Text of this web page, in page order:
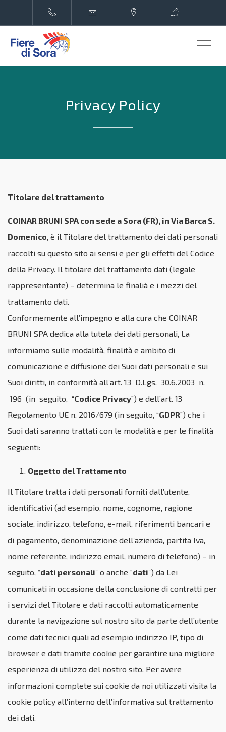
Privacy Policy
Titolare del trattamento
COINAR BRUNI SPA con sede a Sora (FR), in Via Barca S.
Domenico, è il Titolare del trattamento dei dati personali
raccolti su questo sito ai sensi e per gli effetti del Codice
della Privacy. Il titolare del trattamento dati (legale
rappresentante) – determina le finalià e i mezzi del
trattamento dati.
Conformemente all’impegno e alla cura che COINAR
BRUNI SPA dedica alla tutela dei dati personali, La
informiamo sulle modalità, finalità e ambito di
comunicazione e diffusione dei Suoi dati personali e sui
Suoi diritti, in conformità all’art. 13 D.Lgs. 30.6.2003 n.
196 (in seguito, “Codice Privacy”) e dell’art. 13
Regolamento UE n. 2016/679 (in seguito, “GDPR”) che i
Suoi dati saranno trattati con le modalità e per le finalità
seguenti:
Oggetto del Trattamento
Il Titolare tratta i dati personali forniti dall’utente,
identificativi (ad esempio, nome, cognome, ragione
sociale, indirizzo, telefono, e-mail, riferimenti bancari e
di pagamento, denominazione dell’azienda, partita Iva,
nome referente, indirizzo email, numero di telefono) – in
seguito, “dati personali” o anche “dati”) da Lei
comunicati in occasione della conclusione di contratti per
i servizi del Titolare e dati raccolti automaticamente
durante la navigazione sul nostro sito da parte dell’utente
come dati tecnici quali ad esempio indirizzo IP, tipo di
browser e dati tramite cookie per garantire una migliore
esperienza di utilizzo del nostro sito. Per avere
informazioni complete sui cookie da noi utilizzati visita la
cookie policy all’interno dell’informativa sul trattamento
dei dati.